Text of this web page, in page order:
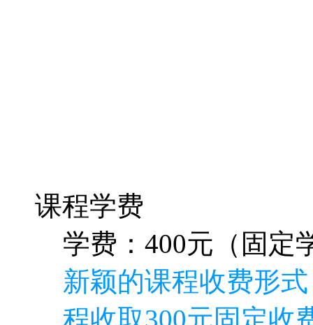
全额奖励返还给学
特别说明如下
本门课程本来打算